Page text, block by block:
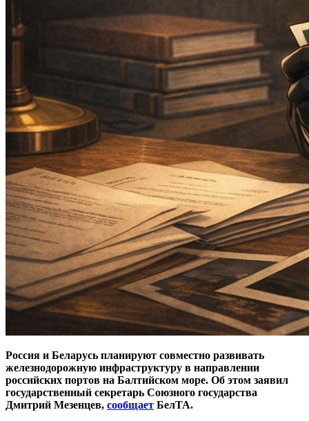
Россия и Беларусь планируют совместно развивать
железнодорожную инфраструктуру в направлении
российских портов на Балтийском море. Об этом заявил
государственный секретарь Союзного государства
Дмитрий Мезенцев, сообщает БелТА.